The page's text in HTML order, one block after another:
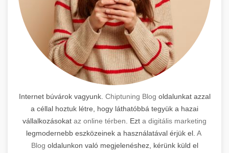
Internet búvárok vagyunk. Chiptuning Blog oldalunkat azzal
a céllal hoztuk létre, hogy láthatóbbá tegyük a hazai
vállalkozásokat az online térben . Ezt a digitális marketing
legmodernebb eszközeinek a használatával érjük el. A
Blog oldalunkon való megjelenéshez, kérünk küld el